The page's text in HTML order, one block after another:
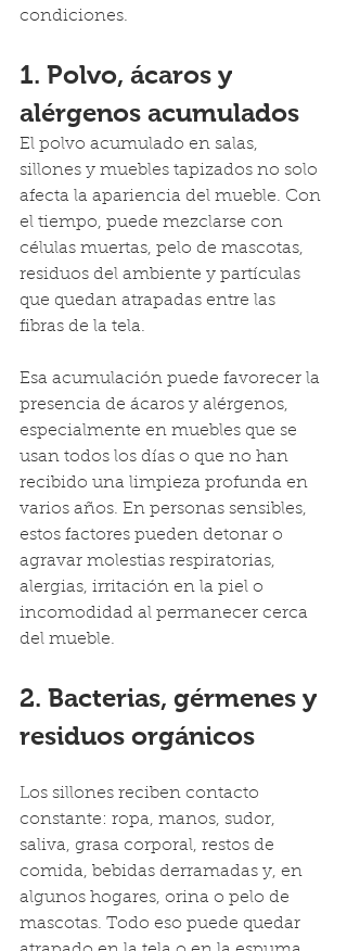
condiciones.
1. Polvo, ácaros y
alérgenos acumulados
El polvo acumulado en salas,
sillones y muebles tapizados no solo
afecta la apariencia del mueble. Con
el tiempo, puede mezclarse con
células muertas, pelo de mascotas,
residuos del ambiente y partículas
que quedan atrapadas entre las
fibras de la tela.
Esa acumulación puede favorecer la
presencia de ácaros y alérgenos,
especialmente en muebles que se
usan todos los días o que no han
recibido una limpieza profunda en
varios años. En personas sensibles,
estos factores pueden detonar o
agravar molestias respiratorias,
alergias, irritación en la piel o
incomodidad al permanecer cerca
del mueble.
2. Bacterias, gérmenes y
residuos orgánicos
Los sillones reciben contacto
constante: ropa, manos, sudor,
saliva, grasa corporal, restos de
comida, bebidas derramadas y, en
algunos hogares, orina o pelo de
mascotas. Todo eso puede quedar